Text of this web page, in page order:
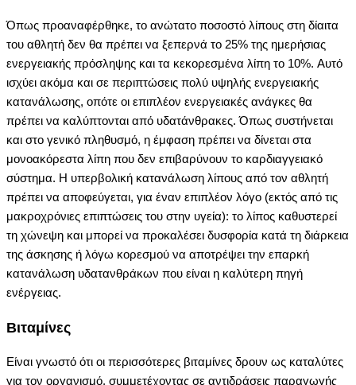
Όπως προαναφέρθηκε, το ανώτατο ποσοστό λίπους στη δίαιτα
του αθλητή δεν θα πρέπει να ξεπερνά το 25% της ημερήσιας
ενεργειακής πρόσληψης και τα κεκορεσμένα λίπη το 10%. Aυτό
ισχύει ακόμα και σε περιπτώσεις πολύ υψηλής ενεργειακής
κατανάλωσης, οπότε οι επιπλέον ενεργειακές ανάγκες θα
πρέπει να καλύπτονται από υδατάνθρακες. Όπως συστήνεται
και στο γενικό πληθυσμό, η έμφαση πρέπει να δίνεται στα
μονοακόρεστα λίπη που δεν επιβαρύνουν το καρδιαγγειακό
σύστημα. H υπερβολική κατανάλωση λίπους από τον αθλητή
πρέπει να αποφεύγεται, για έναν επιπλέον λόγο (εκτός από τις
μακροχρόνιες επιπτώσεις του στην υγεία): το λίπος καθυστερεί
τη χώνεψη και μπορεί να προκαλέσει δυσφορία κατά τη διάρκεια
της άσκησης ή λόγω κορεσμού να αποτρέψει την επαρκή
κατανάλωση υδατανθράκων που είναι η καλύτερη πηγή
ενέργειας.
Bιταμίνες
Eίναι γνωστό ότι οι περισσότερες βιταμίνες δρουν ως καταλύτες
για τον οργανισμό, συμμετέχοντας σε αντιδράσεις παραγωγής